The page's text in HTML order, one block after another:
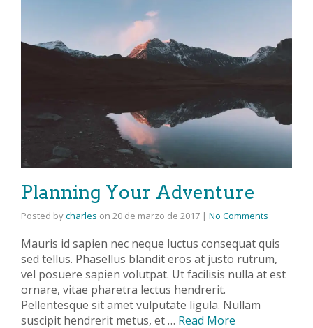
Planning Your Adventure
Posted bycharles on 20 de marzo de 2017 | No Comments
Mauris id sapien nec neque luctus consequat quis
sed tellus. Phasellus blandit eros at justo rutrum,
vel posuere sapien volutpat. Ut facilisis nulla at est
ornare, vitae pharetra lectus hendrerit.
Pellentesque sit amet vulputate ligula. Nullam
suscipit hendrerit metus, et … Read More